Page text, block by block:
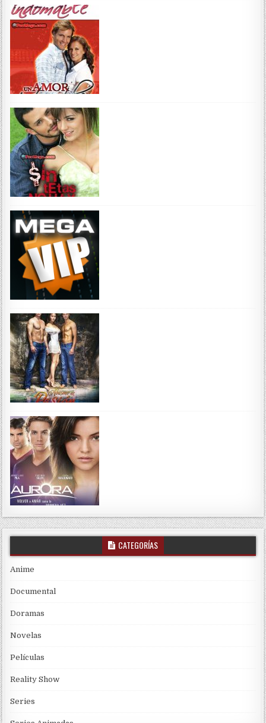
CATEGORÍAS
Anime
Documental
Doramas
Novelas
Películas
Reality Show
Series